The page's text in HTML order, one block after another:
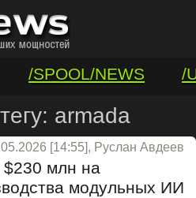
/SPOOL/NEWS
/
armada
[14:55], Руслан Авдеев
$230 млн на
модульных ИИ